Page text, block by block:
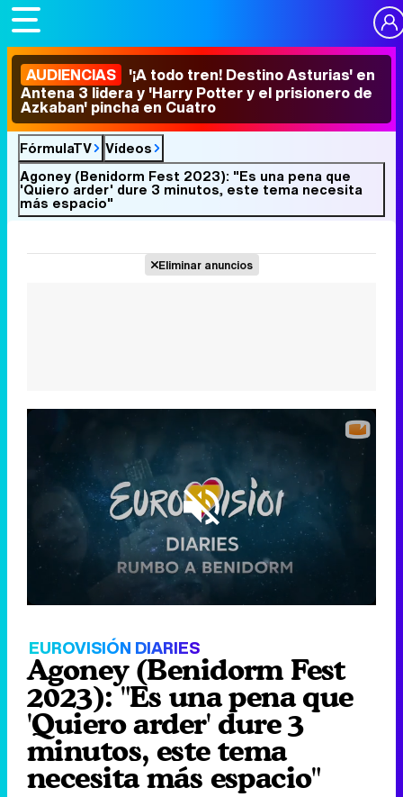
AUDIENCIAS '¡A todo tren! Destino Asturias' en
Antena 3 lidera y 'Harry Potter y el prisionero de
Azkaban' pincha en Cuatro
FórmulaTV
Vídeos
Agoney (Benidorm Fest 2023): "Es una pena que
'Quiero arder' dure 3 minutos, este tema necesita
más espacio"
Eliminar anuncios
Unmute /
EUROVISIÓN DIARIES
Agoney (Benidorm Fest
2023): "Es una pena que
'Quiero arder' dure 3
minutos, este tema
necesita más espacio"